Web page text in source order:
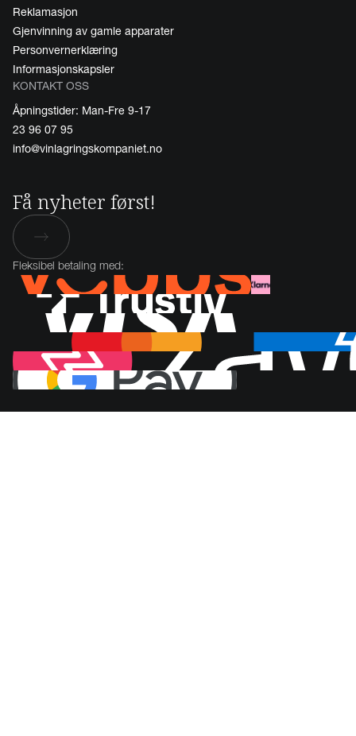
Reklamasjon
Gjenvinning av gamle apparater
Personvernerklæring
Informasjonskapsler
KONTAKT OSS
Åpningstider: Man-Fre 9-17
23 96 07 95
info@vinlagringskompaniet.no
Få nyheter først!
Fleksibel betaling med: